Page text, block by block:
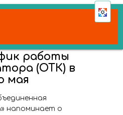
работы
(ОТК) в
мая
напоминает о